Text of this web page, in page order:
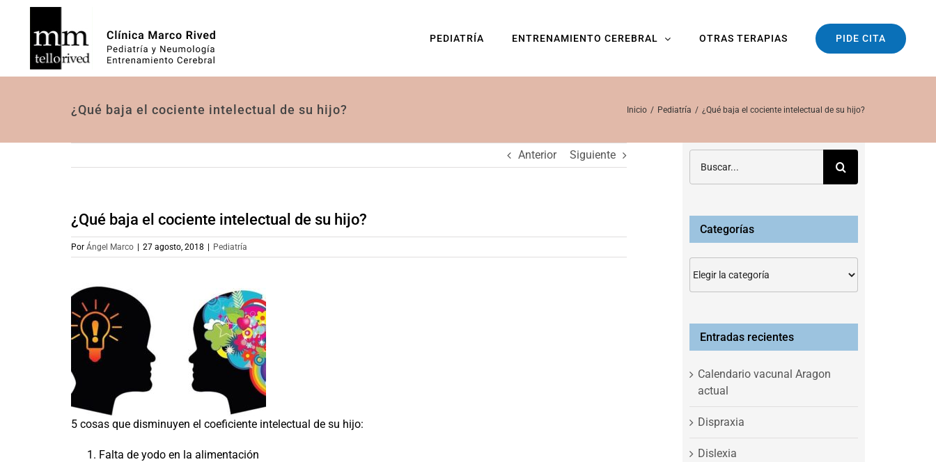
contenido
PEDIATRÍA ENTRENAMIENTO CEREBRAL OTRAS TERAPIAS PIDE CITA
¿Qué baja el cociente intelectual de su hijo? Inicio Pediatría ¿Qué baja el cociente intelectual de su hijo?
Anterior Siguiente
¿Qué baja el cociente intelectual de su hijo?
Por Ángel Marco 27 agosto, 2018 Pediatría
5 cosas que disminuyen el coeficiente intelectual de su hijo:
Falta de yodo en la alimentación
Categorías
Entradas recientes
Calendario vacunal Aragon
actual
Dispraxia
Dislexia